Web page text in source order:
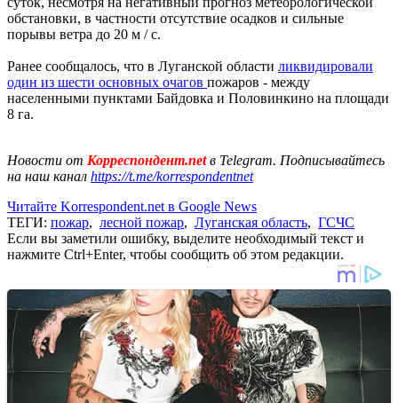
обстановки, в частности отсутствие осадков и сильные
порывы ветра до 20 м / с.
Ранее сообщалось, что в Луганской области ликвидировали
один из шести основных очагов пожаров - между
населенными пунктами Байдовка и Половинкино на площади
8 га.
Новости от Корреспондент.netв Telegram. Подписывайтесь
на наш канал https://t.me/korrespondentnet
Читайте Korrespondent.net в Google News
ТЕГИ: пожар, лесной пожар, Луганская область, ГСЧС
Если вы заметили ошибку, выделите необходимый текст и
нажмите Ctrl+Enter, чтобы сообщить об этом редакции.